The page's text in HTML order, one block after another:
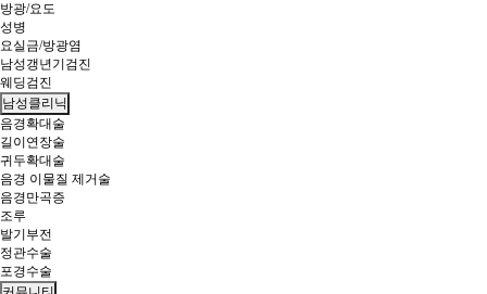
방광/요도
성병
요실금/방광염
남성갱년기검진
웨딩검진
남성클리닉
음경확대술
길이연장술
귀두확대술
음경 이물질 제거술
음경만곡증
조루
발기부전
정관수술
포경수술